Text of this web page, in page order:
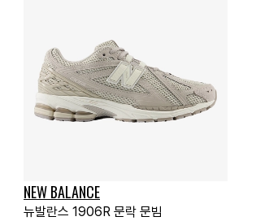
NEW BALANCE
뉴발란스 1906R 문락 문빔